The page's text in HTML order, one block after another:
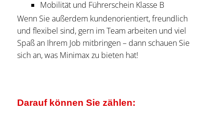
Mobilität und Führerschein Klasse B
Wenn Sie außerdem kundenorientiert, freundlich
und flexibel sind, gern im Team arbeiten und viel
Spaß an Ihrem Job mitbringen – dann schauen Sie
sich an, was Minimax zu bieten hat!
Darauf können Sie zählen: